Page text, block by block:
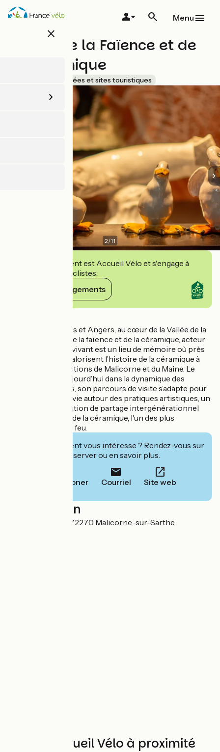
Aller
au
close
Menu
Musée de la Faïence et de
la Céramique
Musées et sites touristiques
2/11
Cet établissement est Accueil Vélo et s'engage à
accueillir des cyclistes.
Voir ses engagements
Situé entre le Mans et Angers, au cœur de la Vallée de la
Sarthe, le Musée de la faïence et de la céramique, acteur
culturel et musée vivant est un lieu de mémoire où près
de 5 000 pièces valorisent l’histoire de la céramique à
travers les productions de Malicorne et du Maine. Le
musée s‘inscrit aujourd’hui dans la dynamique des
musées modernes, son parcours de visite s’adapte pour
devenir un lieu de vie autour des pratiques artistiques, un
lieu d‘expérimentation de partage intergénérationnel
autour des arts et de la céramique, l'un des plus
prestigieux Art du feu.
Cet établissement vous intéresse ? Rendez-vous sur
leur site pour réserver ou en savoir plus.
Téléphoner Courriel Site web
Localisation
Rue Victor Hugo 72270 Malicorne-sur-Sarthe
Autres Accueil Vélo à proximité